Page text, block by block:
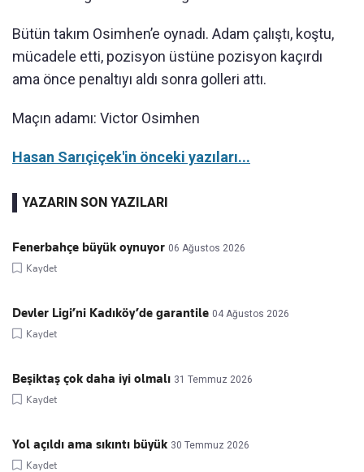
Bütün takım Osimhen’e oynadı. Adam çalıştı, koştu,
mücadele etti, pozisyon üstüne pozisyon kaçırdı
ama önce penaltıyı aldı sonra golleri attı.
Maçın adamı: Victor Osimhen
Hasan Sarıçiçek'in önceki yazıları...
YAZARIN SON YAZILARI
Fenerbahçe büyük oynuyor 06 Ağustos 2026
Kaydet
Devler Ligi’ni Kadıköy’de garantile 04 Ağustos 2026
Kaydet
Beşiktaş çok daha iyi olmalı 31 Temmuz 2026
Kaydet
Yol açıldı ama sıkıntı büyük 30 Temmuz 2026
Kaydet